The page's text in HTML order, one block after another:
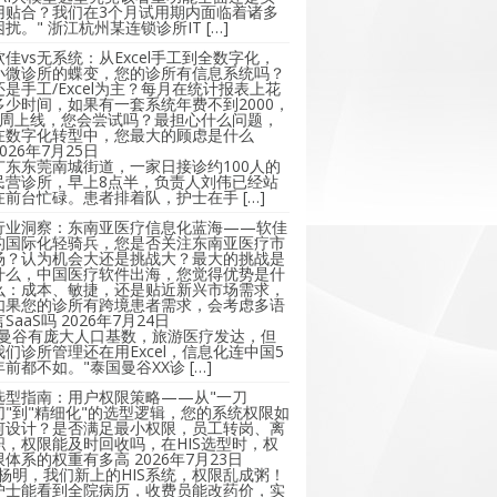
贴合？我们在3个月试用期内面临着诸多
扰。" 浙江杭州某连锁诊所IT […]
佳vs无系统：从Excel手工到全数字化，
微诊所的蝶变，您的诊所有信息系统吗？
是手工/Excel为主？每月在统计报表上花
少时间，如果有一套系统年费不到2000，
上线，您会尝试吗？最担心什么问题，
数字化转型中，您最大的顾虑是什么
年7月25日
东东莞南城街道，一家日接诊约100人的
营诊所，早上8点半，负责人刘伟已经站
前台忙碌。患者排着队，护士在手 […]
业洞察：东南亚医疗信息化蓝海——软佳
国际化轻骑兵，您是否关注东南亚医疗市
？认为机会大还是挑战大？最大的挑战是
么，中国医疗软件出海，您觉得优势是什
：成本、敏捷，还是贴近新兴市场需求，
果您的诊所有跨境患者需求，会考虑多语
SaaS吗 2026年7月24日
谷有庞大人口基数，旅游医疗发达，但
们诊所管理还在用Excel，信息化连中国5
前都不如。"泰国曼谷XX诊 […]
型指南：用户权限策略——从"一刀
"到"精细化"的选型逻辑，您的系统权限如
设计？是否满足最小权限，员工转岗、离
，权限能及时回收吗，在HIS选型时，权
体系的权重有多高 2026年7月23日
明，我们新上的HIS系统，权限乱成粥！
士能看到全院病历，收费员能改药价，实